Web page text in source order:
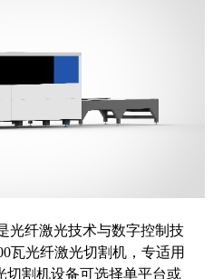
纤激光技术与数字控制技
瓦光纤激光切割机，专适用
切割机设备可选择单平台或